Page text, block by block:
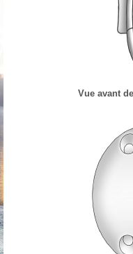
Vue avant